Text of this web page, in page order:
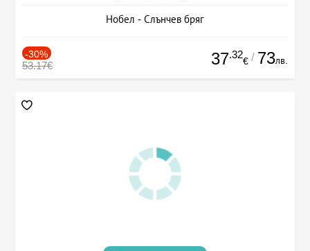
Нобел - Слънчев бряг
-30%
53.17€ 37.32
€ / 73лв.